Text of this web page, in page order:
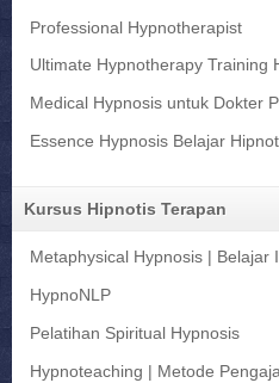
Professional Hypnotherapist
Ultimate Hypnotherapy Training
Medical Hypnosis untuk Dokter
Essence Hypnosis Belajar
Kursus Hipnotis Terapan
Metaphysical Hypnosis | Belajar
HypnoNLP
Pelatihan Spiritual Hypnosis
Hypnoteaching | Metode